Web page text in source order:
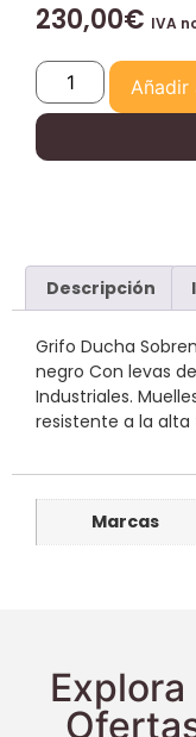
230,00€ IVA
Añadir
Descripción
Grifo Ducha
negro Con levas
Industriales.
resistente a la
Marcas